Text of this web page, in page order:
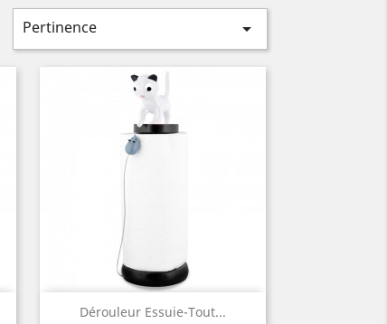
Pertinence 
Dérouleur Essuie-Tout...
Aperçu rapide